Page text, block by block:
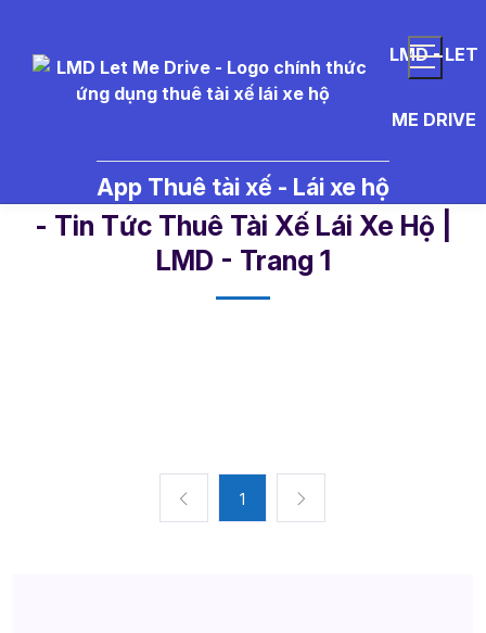
LMD - LET
ME DRIVE
App Thuê tài xế - Lái xe hộ
- Tin Tức Thuê Tài Xế Lái Xe Hộ |
LMD - Trang 1​
1